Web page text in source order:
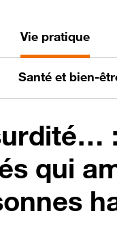
Vie pratique
Santé et bien-
qui